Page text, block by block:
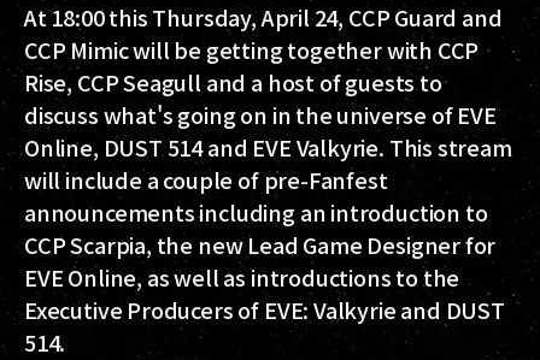
At 18:00 this Thursday, April 24, CCP Guard and
CCP Mimic will be getting together with CCP
Rise, CCP Seagull and a host of guests to
discuss what's going on in the universe of EVE
Online, DUST 514 and EVE Valkyrie. This stream
will include a couple of pre-Fanfest
announcements including an introduction to
CCP Scarpia, the new Lead Game Designer for
EVE Online, as well as introductions to the
Executive Producers of EVE: Valkyrie and DUST
514.